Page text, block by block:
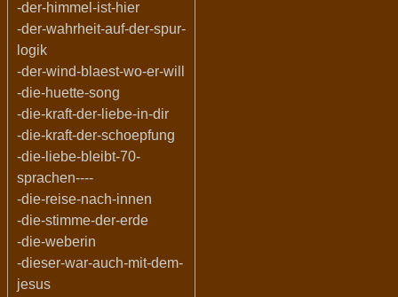
-der-himmel-ist-hier
-der-wahrheit-auf-der-spur-
logik
-der-wind-blaest-wo-er-will
-die-huette-song
-die-kraft-der-liebe-in-dir
-die-kraft-der-schoepfung
-die-liebe-bleibt-70-
sprachen----
-die-reise-nach-innen
-die-stimme-der-erde
-die-weberin
-dieser-war-auch-mit-dem-
jesus